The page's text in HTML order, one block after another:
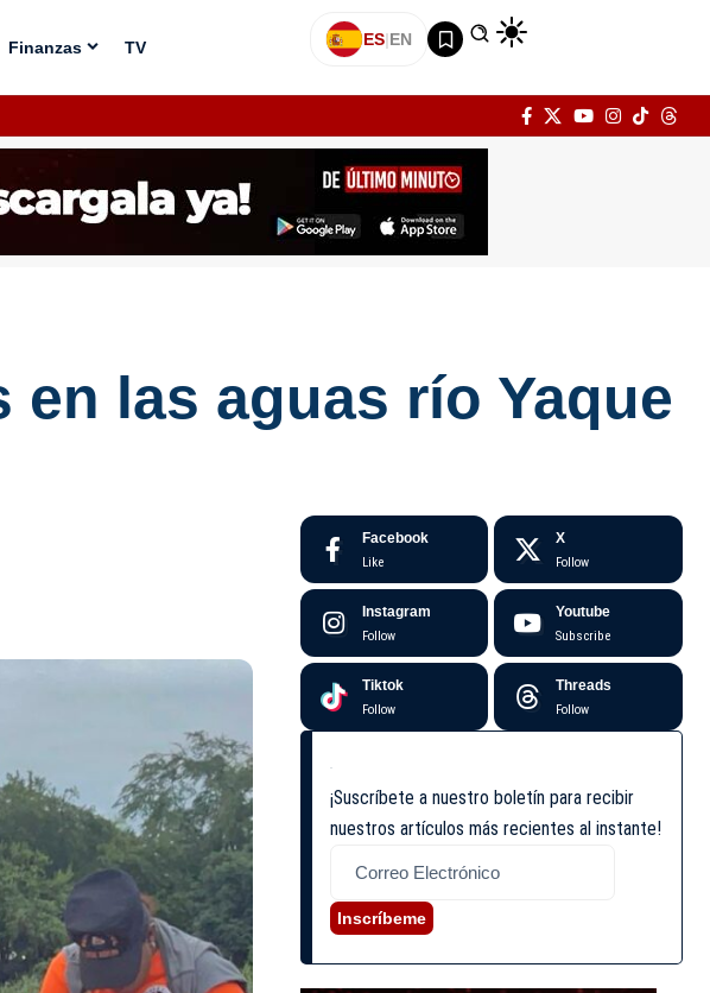
Finanzas TV ES|EN
en las aguas río Yaque
Facebook
Like
X
Follow
Instagram
Follow
Youtube
Subscribe
Tiktok
Follow
Threads
Follow
¡Suscríbete a nuestro boletín para recibir
nuestros artículos más recientes al instante!
Inscríbeme